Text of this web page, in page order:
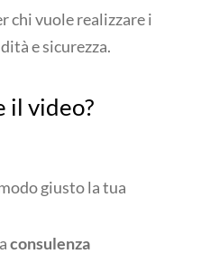
chi vuole realizzare i
e sicurezza.
il video?
giusto la tua
consulenza